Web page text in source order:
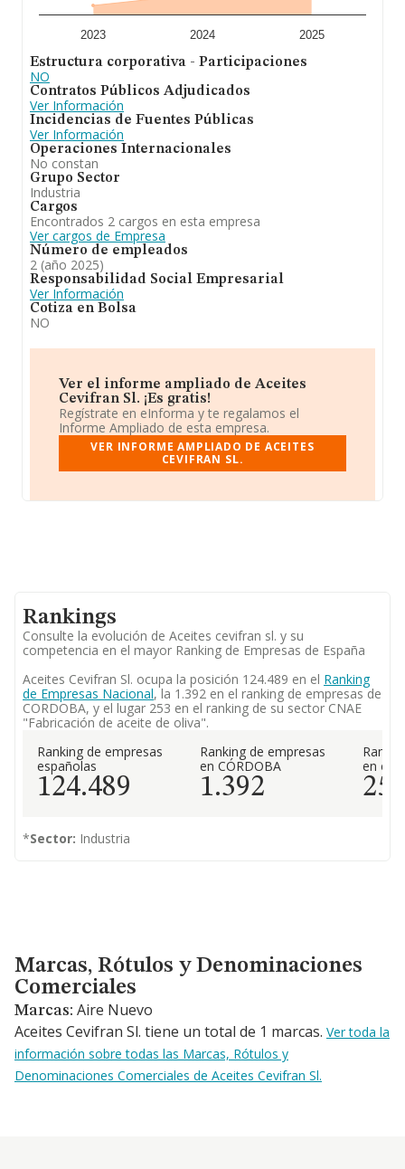
ventas han obtenido los 2.295 millones de euros. Por
último, con el fin de ampliar la información relativa al
ámbito de la empresa, los empleados de media son 5.
años.
En conclusión,Aceites Cevifran S.L
compra, venta y limpieza de aceituna, molturación,
extracción y fabricación de aceite de oliva y otros
vegetales, envasado y comercialización de los mismos y
sus derivados cnae 1043. compra- venta y alquiler de
fincas rústicas y urbanas, y su explotación. la sociedad
podrá desarrollar todas las activ. Se ha posicionado más
abajo en el ranking de sectores frente al 2024, sin
embargo, frente al 2024, en el ranking nacional, de
todas las empresas en España, la empresa ha
experimentado una mejora.
2023 2024 2025
Estructura corporativa - Participaciones
NO
Contratos Públicos Adjudicados
Ver Información
Incidencias de Fuentes Públicas
Ver Información
Operaciones Internacionales
No constan
Grupo Sector
Industria
Cargos
Encontrados 2 cargos en esta empresa
Ver cargos de Empresa
Número de empleados
2 (año 2025)
Responsabilidad Social Empresarial
Ver Información
Cotiza en Bolsa
NO
Ver el informe ampliado de Aceites
Cevifran Sl. ¡Es gratis!
Regístrate en eInforma y te regalamos el
Informe Ampliado de esta empresa.
VER INFORME AMPLIADO DE ACEITES
CEVIFRAN SL.
Rankings
Consulte la evolución de Aceites cevifran sl. y su
competencia en el mayor Ranking de Empresas de España
Aceites Cevifran Sl. ocupa la posición 124.489 en el Ranking
de Empresas Nacional, la 1.392 en el ranking de empresas de
CORDOBA, y el lugar 253 en el ranking de su sector CNAE
"Fabricación de aceite de oliva".
Ranking de empresas
españolas
124.489
Ranking de empresas
en CÓRDOBA
1.392
en el
253
*Sector: Industria
Marcas, Rótulos y Denominaciones Comerciales
Marcas, Rótulos y Denominaciones
Comerciales
Marcas: Aire Nuevo
Aceites Cevifran Sl. tiene un total de 1 marcas. Ver toda la
información sobre todas las Marcas, Rótulos y
Denominaciones Comerciales de Aceites Cevifran Sl.